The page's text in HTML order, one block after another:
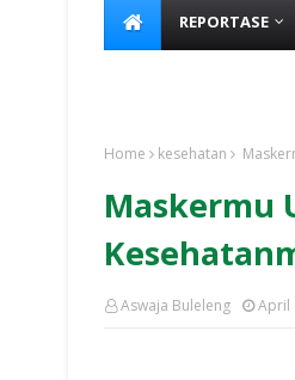
REPORTASE
Home kesehatan
Maskermu
Aswaja Buleleng April